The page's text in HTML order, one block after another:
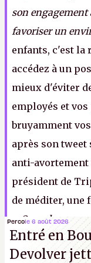
son engagement
favoriser un
enfants, c'est la
accédez à un
mieux d'éviter
employés et
bruyamment
après son
anti-avortement
président de
de méditer, une
«Quand vous
Twitter, écrivez-
"envoyer". Vous
Percole 6 août 2026
Entré en
Devolver